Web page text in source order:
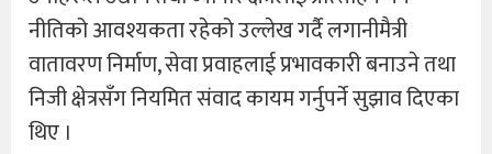
नीतिको आवश्यकता रहेको उल्लेख गर्दै लगानीमैत्री
वातावरण निर्माण, सेवा प्रवाहलाई प्रभावकारी बनाउने तथा
निजी क्षेत्रसँग नियमित संवाद कायम गर्नुपर्ने सुझाव दिएका
थिए ।